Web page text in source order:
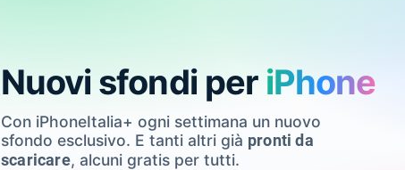
Nuovi sfondi per iPhone
Con iPhoneItalia+ ogni settimana un nuovo
sfondo esclusivo. E tanti altri già pronti da
scaricare, alcuni gratis per tutti.